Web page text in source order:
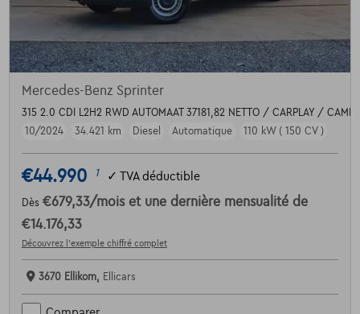
Mercedes-Benz Sprinter
315 2.0 CDI L2H2 RWD AUTOMAAT 37181,82 NETTO / CARPLAY /
10/2024
34.421 km Diesel Automatique 110 kW ( 150 CV )
€44.990 1 ✓ TVA déductible
Dès €679,33/mois et une dernière mensualité de
€14.176,33
Découvrez l’exemple chiffré complet
3670 Ellikom, Ellicars